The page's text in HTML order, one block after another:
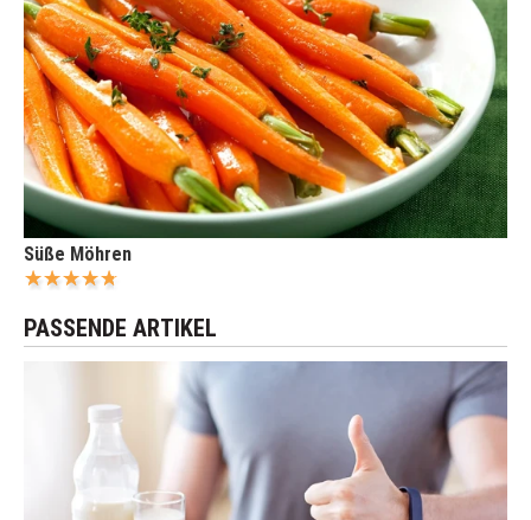
Süße Möhren
PASSENDE ARTIKEL